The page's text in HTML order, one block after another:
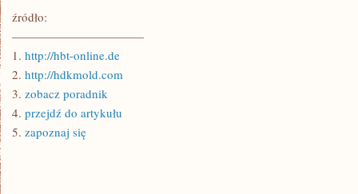
źródło:
———————————
1. http://hbt-online.de
2. http://hdkmold.com
3. zobacz poradnik
4. przejdź do artykułu
5. zapoznaj się